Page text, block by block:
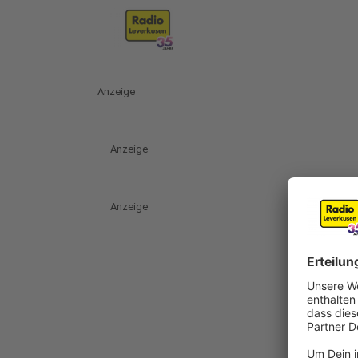
Anzeige
Anzeige
Anzeige